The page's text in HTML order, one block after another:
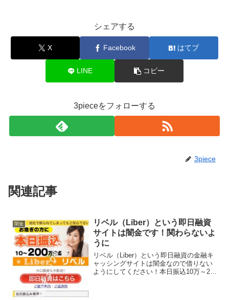
シェアする
X Facebook はてブ
LINE コピー
3pieceをフォローする
3piece
関連記事
闇金
リベル（Liber）という即日融資
サイトは闇金です！関わらないよ
うに
リベル（Liber）という即日融資の金融キ
ャッシングサイトは闇金なので借りない
ようにしてください！本日振込10万～200